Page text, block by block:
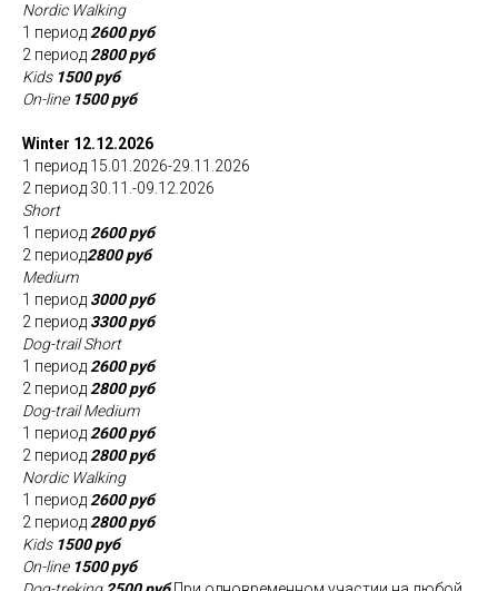
Nordic Walking
1 период2600 руб
2 период2800 руб
Kids 1500 руб
On-line 1500 руб
Winter 12.12.2026
1 период 15.01.2026-29.11.2026
2 период 30.11.-09.12.2026
Short
1 период2600 руб
2 период2800 руб
Medium
1 период 3000 руб
2 период 3300 руб
Dog-trail Short
1 период2600 руб
2 период2800 руб
Dog-trail Medium
1 период2600 руб
2 период2800 руб
Nordic Walking
1 период2600 руб
2 период2800 руб
Kids 1500 руб
On-line 1500 руб